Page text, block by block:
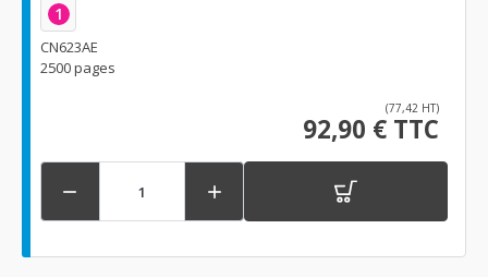
1
CN623AE
2500 pages
(77,42 HT)
92,90 € TTC
 